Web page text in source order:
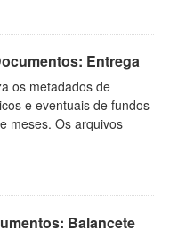
Entrega
os metadados de
e eventuais de fundos
meses. Os arquivos
Balancete